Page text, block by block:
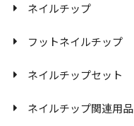
ネイルチップ
フットネイルチップ
ネイルチップセット
ネイルチップ関連用品